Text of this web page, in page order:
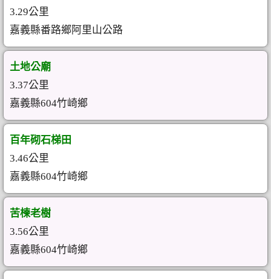
3.29公里
嘉義縣番路鄉阿里山公路
土地公廟
3.37公里
嘉義縣604竹崎鄉
百年砌石梯田
3.46公里
嘉義縣604竹崎鄉
苦楝老樹
3.56公里
嘉義縣604竹崎鄉